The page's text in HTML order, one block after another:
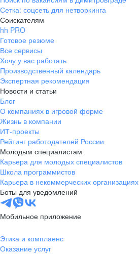
Сетка: соцсеть для нетворкинга
Соискателям
hh PRO
Готовое резюме
Все сервисы
Хочу у вас работать
Производственный календарь
Экспертная рекомендация
Новости и статьи
Блог
О компаниях в игровой форме
Жизнь в компании
ИТ-проекты
Рейтинг работодателей России
Молодым специалистам
Карьера для молодых специалистов
Школа программистов
Карьера в некоммерческих организациях
Боты для уведомлений
Мобильное приложение
Этика и комплаенс
Оказание услуг